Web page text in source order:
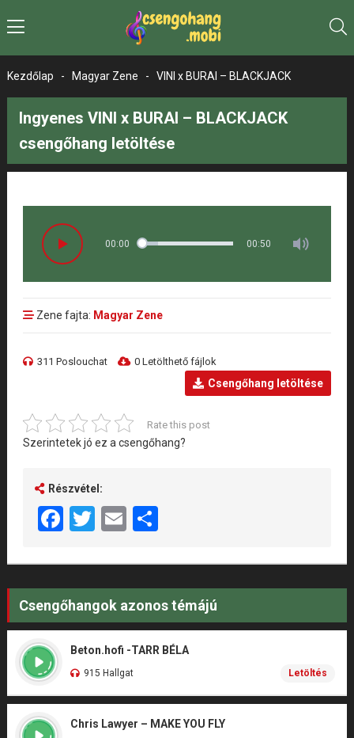
Kezdőlap - Magyar Zene - VINI x BURAI – BLACKJACK
Ingyenes VINI x BURAI – BLACKJACK
csengőhang letöltése
00:00 00:50
Zene fajta: Magyar Zene
311 Poslouchat 0 Letölthető fájlok
Csengőhang letöltése
Rate this post
Szerintetek jó ez a csengőhang?
Részvétel:
Facebook
Twitter
EmailShare
Csengőhangok azonos témájú
Beton.hofi -TARR BÉLA
915 Hallgat Letöltés
Chris Lawyer – MAKE YOU FLY